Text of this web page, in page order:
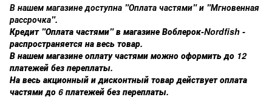
В нашем магазине доступна "Оплата частями" и "Мгновенная
рассрочка".
Кредит "Оплата частями" в магазине Воблерок-Nordfish -
распространяется на весь товар.
В нашем магазине оплату частями можно оформить до 12
платежей без переплаты.
На весь акционный и дисконтный товар действует оплата
частями до 6 платежей без переплаты.